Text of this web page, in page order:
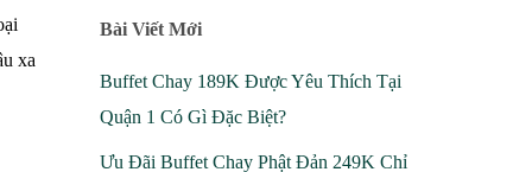
xa
Bài Viết Mới
Buffet Chay 189K Được Yêu Thích Tại
Quận 1 Có Gì Đặc Biệt?
Ưu Đãi Buffet Chay Phật Đản 249K Chỉ